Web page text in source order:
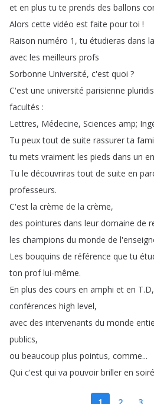
et en plus tu te prends des ballons
Alors cette vidéo est faite pour toi !
Raison numéro 1,tu étudieras dans la
avec les meilleurs profs
Sorbonne Université, c'est quoi ?
C'est une université parisienne
facultés :
Lettres, Médecine, Sciences amp;
Tu peux tout de suite rassurer ta
tu mets vraiment les pieds dans un
Tu le découvriras tout de suite en
professeurs.
C'est la crème de la crème,
des pointures dans leur domaine de
les champions du monde de
Les bouquins de référence que tu
ton prof lui-même.
En plus des cours en amphi et en T.D
conférences high level,
avec des intervenants du monde
publics,
ou beaucoup plus pointus, comme...
Qui c'est qui va pouvoir briller en